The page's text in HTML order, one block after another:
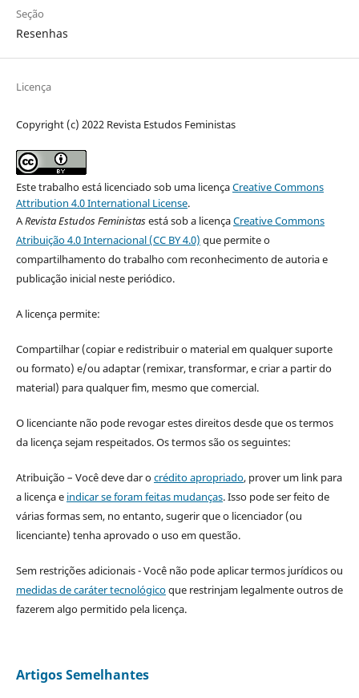
Seção
Resenhas
Licença
Copyright (c) 2022 Revista Estudos Feministas
Este trabalho está licenciado sob uma licençaCreative Commons
Attribution 4.0 International License.
ARevista Estudos Feministasestá sob a licençaCreative Commons
Atribuição 4.0 Internacional (CC BY 4.0) que permite o
compartilhamento do trabalho com reconhecimento de autoria e
publicação inicial neste periódico.
A licença permite:
Compartilhar (copiar e redistribuir o material em qualquer suporte
ou formato) e/ou adaptar (remixar, transformar, e criar a partir do
material) para qualquer fim, mesmo que comercial.
O licenciante não pode revogar estes direitos desde que os termos
da licença sejam respeitados. Os termos são os seguintes:
Atribuição – Você deve dar ocrédito apropriado, prover um link para
a licença e indicar se foram feitas mudanças. Isso pode ser feito de
várias formas sem, no entanto, sugerir que o licenciador (ou
licenciante) tenha aprovado o uso em questão.
Sem restrições adicionais - Você não pode aplicar termos jurídicos ou
medidas de caráter tecnológicoque restrinjam legalmente outros de
fazerem algo permitido pela licença.
Artigos Semelhantes